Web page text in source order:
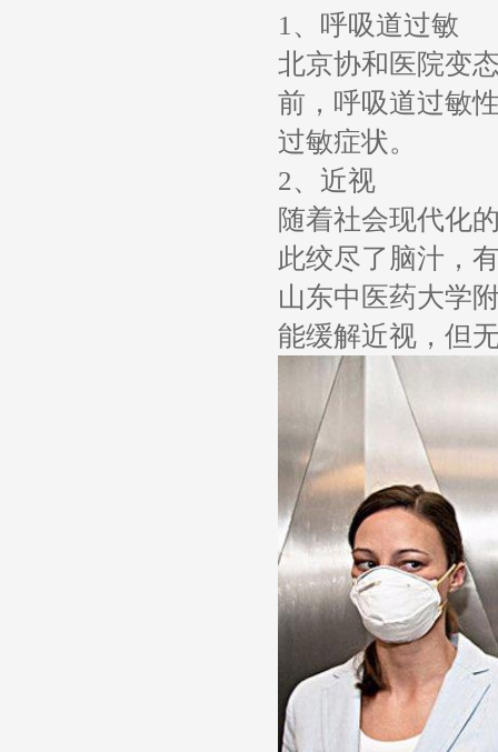
1、呼吸道过敏
北京协和医院变
前，呼吸道过敏
过敏症状。
2、近视
随着社会现代化
此绞尽了脑汁，
山东中医药大学
能缓解近视，但